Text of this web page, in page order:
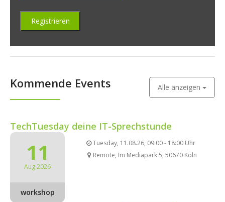
Kommende Events Alle anzeigen
TechTuesday deine IT-Sprechstunde
11
Aug 2026
workshop
Tuesday, 11.08.26, 09:00 - 18:00 Uhr
Remote, Im Mediapark 5, 50670 Köln